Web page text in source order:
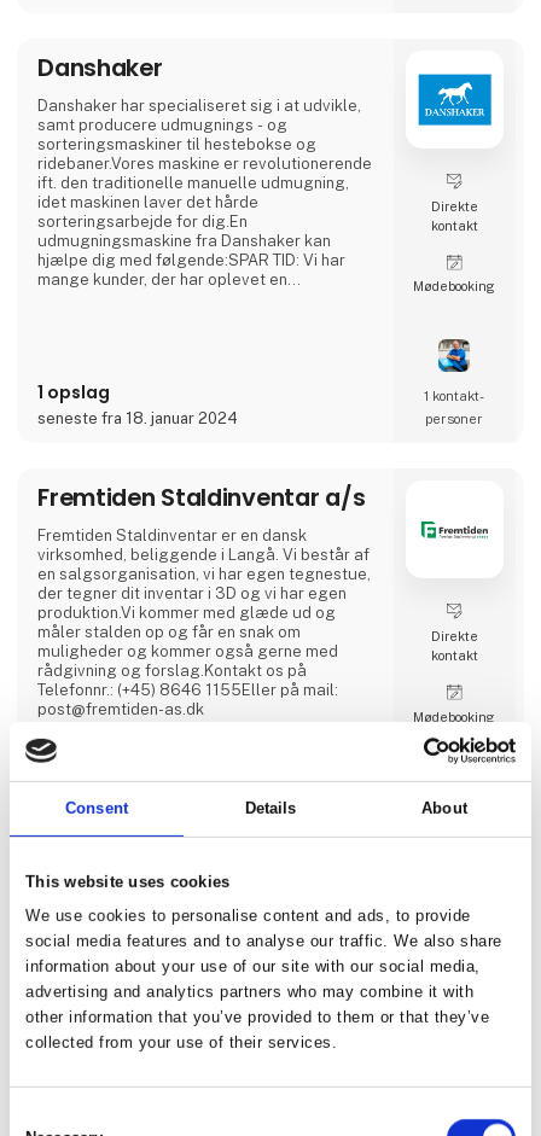
Consent Details About
This website uses cookies
We use cookies to personalise content and ads, to provide
social media features and to analyse our traffic. We also share
information about your use of our site with our social media,
advertising and analytics partners who may combine it with
other information that you’ve provided to them or that they’ve
collected from your use of their services.
Danshaker
Danshaker har specialiseret sig i at udvikle,
samt producere udmugnings - og
sorteringsmaskiner til hestebokse og
ridebaner.Vores maskine er revolutionerende
ift. den traditionelle manuelle udmugning,
idet maskinen laver det hårde
sorteringsarbejde for dig.En
udmugningsmaskine fra Danshaker kan
hjælpe dig med følgende:SPAR TID: Vi har
mange kunder, der har oplevet en
bortskaffelse af møddingen.SPAR
KROPPEN:Det er hårdt at skulle muge ud, når
1 opslag
seneste fra 18. januar 2024
Direkte
kontakt
Møde­booking
1 kontakt­
personer
Fremtiden Staldinventar a/s
Fremtiden Staldinventar er en dansk
virksomhed, beliggende i Langå. Vi består af
en salgsorganisation, vi har egen tegnestue,
der tegner dit inventar i 3D og vi har egen
produktion.Vi kommer med glæde ud og
måler stalden op og får en snak om
muligheder og kommer også gerne med
rådgivning og forslag.Kontakt os på
Telefonnr.: (+45) 8646 1155Eller på mail:
post@fremtiden-as.dk
8 opslag
Direkte
kontakt
Møde­booking
Grindstedgaard
Hesteartikler
Hos Grindstedgaard Hesteartikler kan du
købe det smarte frostfrie vandingssystem
Drinking Post samt kvalitetsbevidst hegn fra
Equisafe til ridebaner og folde. Derudover
1 kontakt­